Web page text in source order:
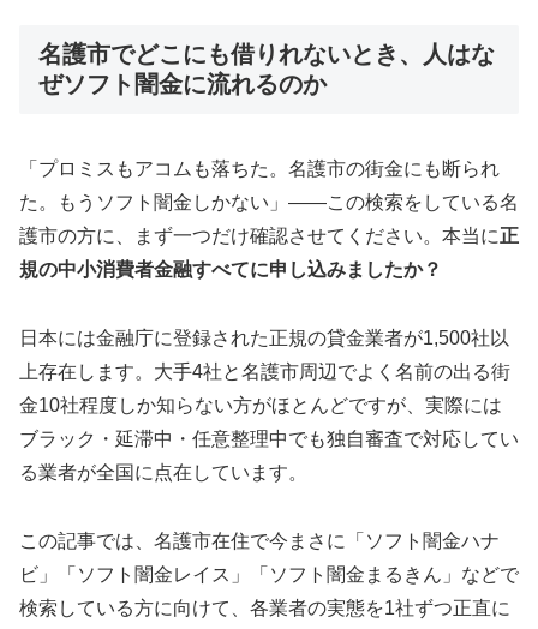
名護市でどこにも借りれないとき、人はな
ぜソフト闇金に流れるのか
「プロミスもアコムも落ちた。名護市の街金にも断られ
た。もうソフト闇金しかない」——この検索をしている名
護市の方に、まず一つだけ確認させてください。本当に正
規の中小消費者金融すべてに申し込みましたか？
日本には金融庁に登録された正規の貸金業者が1,500社以
上存在します。大手4社と名護市周辺でよく名前の出る街
金10社程度しか知らない方がほとんどですが、実際には
ブラック・延滞中・任意整理中でも独自審査で対応してい
る業者が全国に点在しています。
この記事では、名護市在住で今まさに「ソフト闇金ハナ
ビ」「ソフト闇金レイス」「ソフト闇金まるきん」などで
検索している方に向けて、各業者の実態を1社ずつ正直に